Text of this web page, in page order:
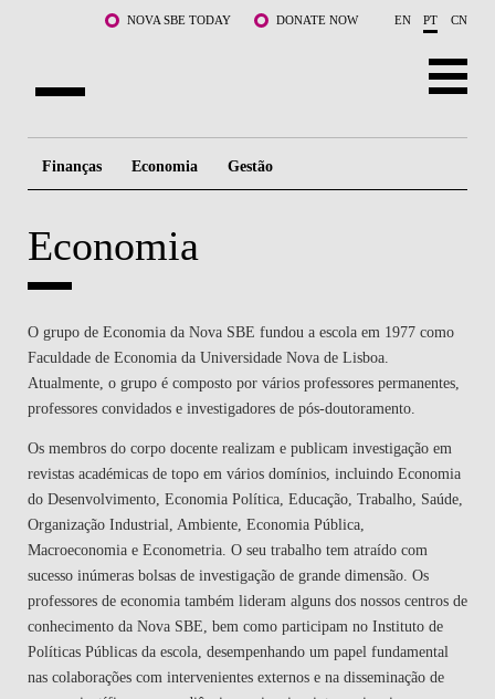
Saltar para o conteúdo principalNOVA SBE TODAY DONATE NOW EN PT CN
DOCENTES E INVESTIGAÇÃO
LIFE AT NOVA SBE
WHAT'S HAPPENING
Finanças Economia Gestão
Economia
O grupo de Economia da Nova SBE fundou a escola em 1977 como
Faculdade de Economia da Universidade Nova de Lisboa.
Atualmente, o grupo é composto por vários professores permanentes,
professores convidados e investigadores de pós-doutoramento.
Os membros do corpo docente realizam e publicam investigação em
revistas académicas de topo em vários domínios, incluindo Economia
do Desenvolvimento, Economia Política, Educação, Trabalho, Saúde,
Organização Industrial, Ambiente, Economia Pública,
Macroeconomia e Econometria. O seu trabalho tem atraído com
sucesso inúmeras bolsas de investigação de grande dimensão. Os
professores de economia também lideram alguns dos nossos centros de
conhecimento da Nova SBE, bem como participam no Instituto de
Políticas Públicas da escola, desempenhando um papel fundamental
nas colaborações com intervenientes externos e na disseminação de